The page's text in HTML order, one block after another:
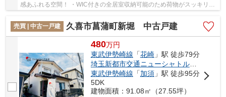
感あふれる空間！ ・WIC付きの全居室収納可能のため荷物がスッキリ納
売買 | 中古一戸建
久喜市菖蒲町新堀 中古戸建
480万円
東武伊勢崎線 「花崎」駅 徒歩79分
埼玉新都市交通ニューシャトル
「
東武伊勢崎線 「加須」駅 徒歩95分
5DK
建物面積：91.08㎡（27.55坪）